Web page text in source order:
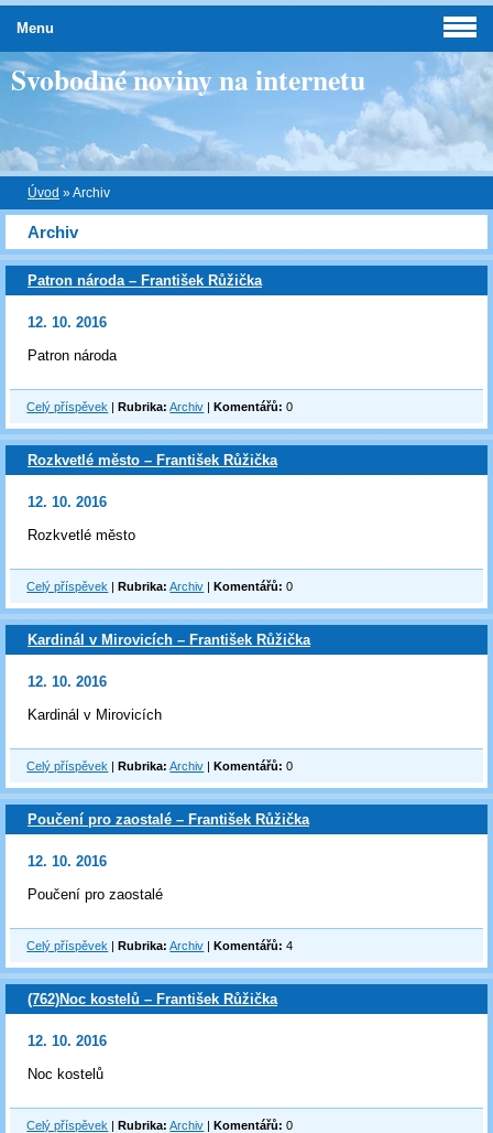
Svobodné noviny na internetu
Úvod »Archiv
Archiv
Patron národa – František Růžička
12. 10. 2016
Patron národa
Celý příspěvek |Rubrika: Archiv |Komentářů: 0
Rozkvetlé město – František Růžička
12. 10. 2016
Rozkvetlé město
Celý příspěvek |Rubrika: Archiv |Komentářů: 0
Kardinál v Mirovicích – František Růžička
12. 10. 2016
Kardinál v Mirovicích
Celý příspěvek |Rubrika: Archiv |Komentářů: 0
Poučení pro zaostalé – František Růžička
12. 10. 2016
Poučení pro zaostalé
Celý příspěvek |Rubrika: Archiv |Komentářů: 4
(762)Noc kostelů – František Růžička
12. 10. 2016
Noc kostelů
Celý příspěvek |Rubrika: Archiv |Komentářů: 0
Menu